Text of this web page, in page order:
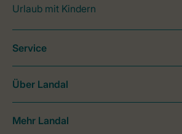
Urlaub mit Kindern
Service
Über Landal
Mehr Landal